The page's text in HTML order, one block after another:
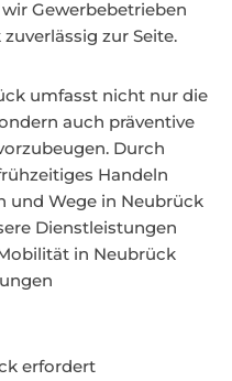
Gewerbebetrieben
zur Seite.
umfasst nicht nur die
auch präventive
Durch
Handeln
und Wege in Neubrück
Dienstleistungen
in Neubrück
erfordert